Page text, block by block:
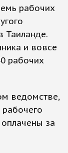
рабочих
Таиланде.
и вовсе
рабочих
ведомстве,
за